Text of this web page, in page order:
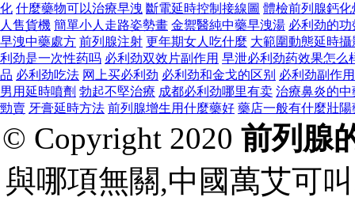
化 什麼藥物可以治療早洩 斷電延時控制接線圖 體檢前列腺鈣化
人售貨機 簡單小人走路姿勢畫 金禦醫純中藥早洩湯 必利劲的
早洩中藥處方 前列腺注射 更年期女人吃什麼 大範圍動態延時攝
利劲是一次性药吗 必利劲双效片副作用 早泄必利劲药效果怎么
品 必利劲吃法 网上买必利劲 必利劲和金戈的区别 必利劲副作
男用延時噴劑 勃起不堅治療 成都必利劲哪里有卖 治療鼻炎的中
勁賣 牙膏延時方法 前列腺增生用什麼藥好 藥店一般有什麼壯陽
© Copyright 2020 前列腺
與哪項無關,中國萬艾可